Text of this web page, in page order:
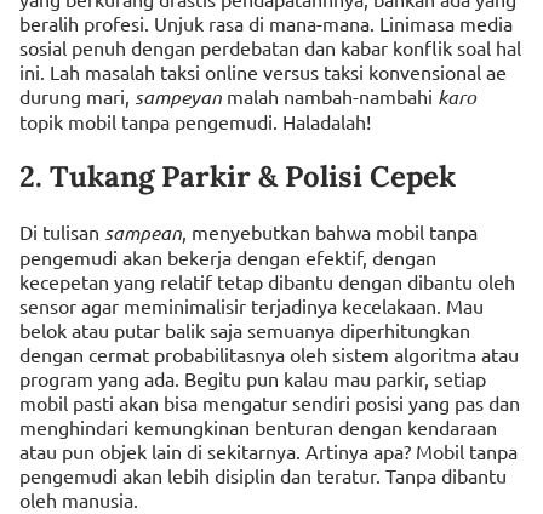
beralih profesi. Unjuk rasa di mana-mana. Linimasa media
sosial penuh dengan perdebatan dan kabar konflik soal hal
ini. Lah masalah taksi online versus taksi konvensional ae
durung mari, sampeyan malah nambah-nambahi karo
topik mobil tanpa pengemudi. Haladalah!
2. Tukang Parkir & Polisi Cepek
Di tulisan sampean, menyebutkan bahwa mobil tanpa
pengemudi akan bekerja dengan efektif, dengan
kecepetan yang relatif tetap dibantu dengan dibantu oleh
sensor agar meminimalisir terjadinya kecelakaan. Mau
belok atau putar balik saja semuanya diperhitungkan
dengan cermat probabilitasnya oleh sistem algoritma atau
program yang ada. Begitu pun kalau mau parkir, setiap
mobil pasti akan bisa mengatur sendiri posisi yang pas dan
menghindari kemungkinan benturan dengan kendaraan
atau pun objek lain di sekitarnya. Artinya apa? Mobil tanpa
pengemudi akan lebih disiplin dan teratur. Tanpa dibantu
oleh manusia.